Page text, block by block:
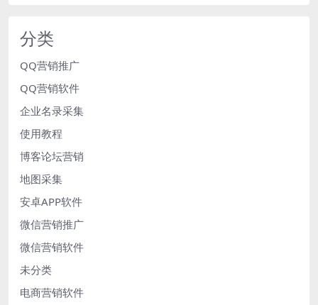
分类
QQ营销推广
QQ营销软件
企业名录采集
使用教程
博客论坛营销
地图采集
安卓APP软件
微信营销推广
微信营销软件
未分类
电商营销软件